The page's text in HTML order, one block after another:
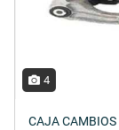
4
CAJA CAMBIOS